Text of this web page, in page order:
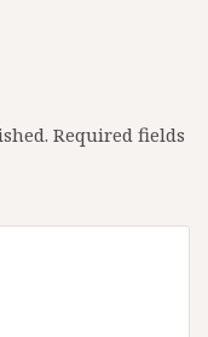
Required fields